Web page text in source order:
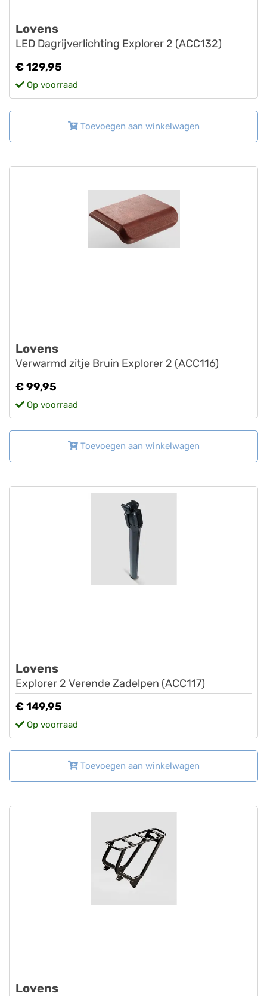
Lovens
LED Dagrijverlichting Explorer 2 (ACC132)
€ 129,95
Op voorraad
Toevoegen aan winkelwagen
Lovens
Verwarmd zitje Bruin Explorer 2 (ACC116)
€ 99,95
Op voorraad
Toevoegen aan winkelwagen
Lovens
Explorer 2 Verende Zadelpen (ACC117)
€ 149,95
Op voorraad
Toevoegen aan winkelwagen
Lovens